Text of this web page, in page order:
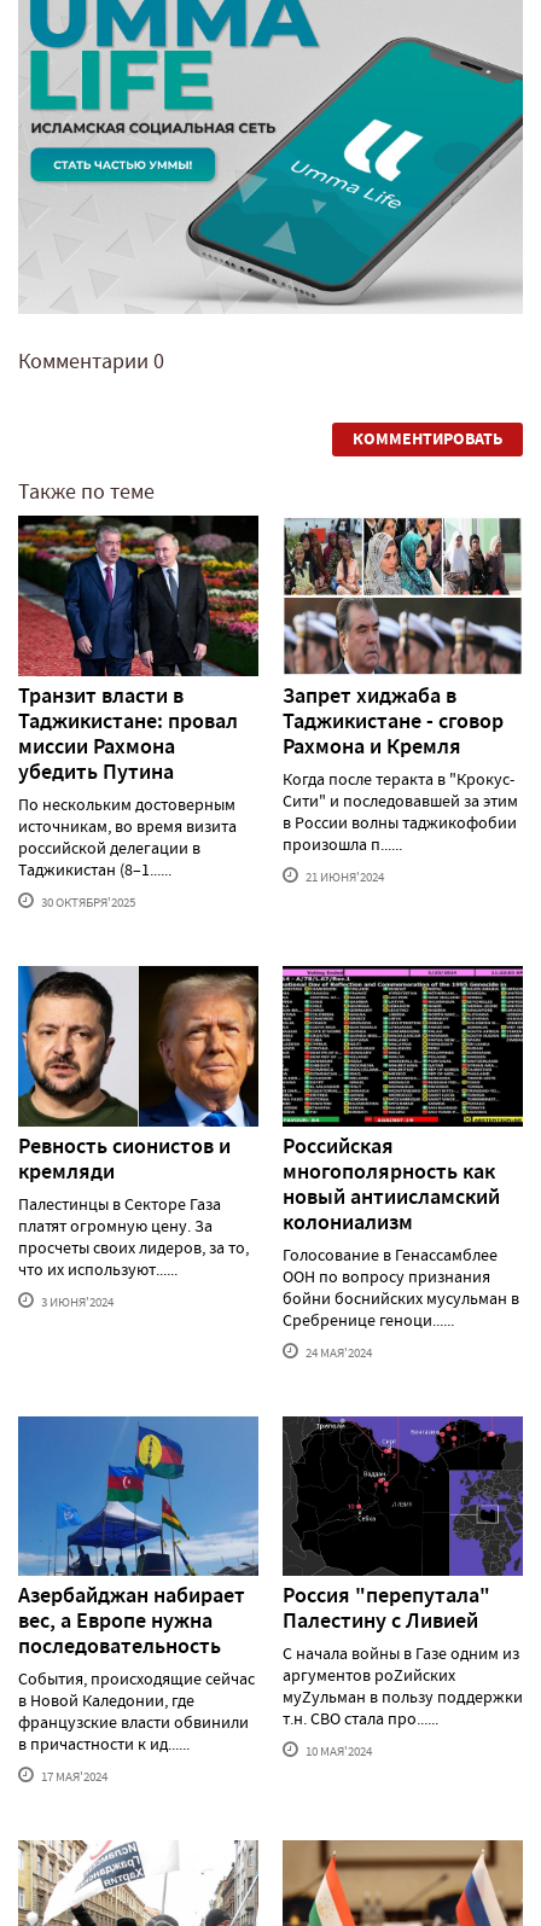
Комментарии 0
КОММЕНТИРОВАТЬ
Также по теме
Транзит власти в
Таджикистане: провал
миссии Рахмона
убедить Путина
По нескольким достоверным
источникам, во время визита
российской делегации в
Таджикистан (8–1......
30 ОКТЯБРЯ'2025
Запрет хиджаба в
Таджикистане - сговор
Рахмона и Кремля
Когда после теракта в "Крокус-
Сити" и последовавшей за этим
в России волны таджикофобии
произошла п......
21 ИЮНЯ'2024
Ревность сионистов и
кремляди
Палестинцы в Секторе Газа
платят огромную цену. За
просчеты своих лидеров, за то,
что их используют......
3 ИЮНЯ'2024
Российская
многополярность как
новый антиисламский
колониализм
Голосование в Генассамблее
ООН по вопросу признания
бойни боснийских мусульман в
Сребренице геноци......
24 МАЯ'2024
Азербайджан набирает
вес, а Европе нужна
последовательность
События, происходящие сейчас
в Новой Каледонии, где
французские власти обвинили
в причастности к ид......
17 МАЯ'2024
Россия "перепутала"
Палестину с Ливией
С начала войны в Газе одним из
аргументов роZийских
муZульман в пользу поддержки
т.н. СВО стала про......
10 МАЯ'2024